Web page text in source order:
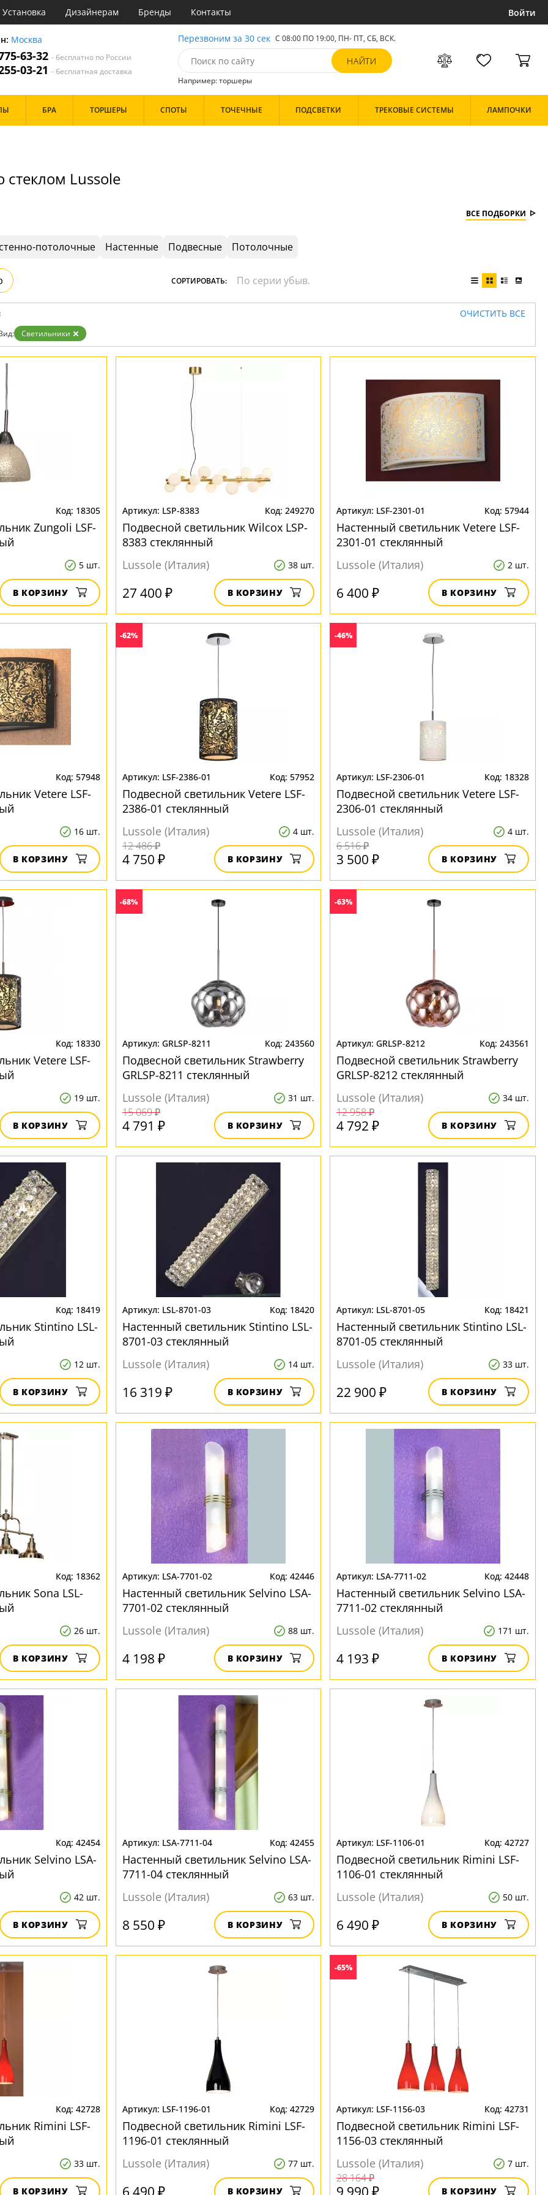
Установка Дизайнерам Бренды Контакты Войти
Москва
63-32- бесплатно по России
03-21- бесплатная доставка
Перезвоним за 30 сек С 08:00 ПО 19:00, ПН- ПТ, СБ, ВСК.
Например: торшеры
Черные
БРА ТОРШЕРЫ СПОТЫ ТОЧЕЧНЫЕ ПОДСВЕТКИ ТРЕКОВЫЕ СИСТЕМЫ ЛАМПОЧКИ
стеклом Lussole
ВСЕ ПОДБОРКИ
потолочные Настенные Подвесные Потолочные
СОРТИРОВАТЬ:
ОЧИСТИТЬ ВСЕ
Светильники
18305
Zungoli LSF-
5 шт.
В КОРЗИНУ
LSP-8383 249270
Подвесной светильник Wilcox LSP-
8383 стеклянный
Lussole (Италия)
38 шт.
27 400 ₽ В КОРЗИНУ
LSF-2301-01 57944
Настенный светильник Vetere LSF-
2301-01 стеклянный
Lussole (Италия)
2 шт.
6 400 ₽ В КОРЗИНУ
57948
Vetere LSF-
16 шт.
В КОРЗИНУ
-62%
LSF-2386-01 57952
Подвесной светильник Vetere LSF-
2386-01 стеклянный
Lussole (Италия)
4 шт.
12 486 ₽
4 750 ₽ В КОРЗИНУ
-46%
LSF-2306-01 18328
Подвесной светильник Vetere LSF-
2306-01 стеклянный
Lussole (Италия)
4 шт.
6 516 ₽
3 500 ₽ В КОРЗИНУ
18330
Vetere LSF-
19 шт.
В КОРЗИНУ
-68%
GRLSP-8211 243560
Подвесной светильник Strawberry
GRLSP-8211 стеклянный
Lussole (Италия)
31 шт.
15 069 ₽
4 791 ₽ В КОРЗИНУ
-63%
GRLSP-8212 243561
Подвесной светильник Strawberry
GRLSP-8212 стеклянный
Lussole (Италия)
34 шт.
12 958 ₽
4 792 ₽ В КОРЗИНУ
18419
Stintino LSL-
12 шт.
В КОРЗИНУ
LSL-8701-03 18420
Настенный светильник Stintino LSL-
8701-03 стеклянный
Lussole (Италия)
14 шт.
16 319 ₽ В КОРЗИНУ
LSL-8701-05 18421
Настенный светильник Stintino LSL-
8701-05 стеклянный
Lussole (Италия)
33 шт.
22 900 ₽ В КОРЗИНУ
18362
Sona LSL-
26 шт.
В КОРЗИНУ
LSA-7701-02 42446
Настенный светильник Selvino LSA-
7701-02 стеклянный
Lussole (Италия)
88 шт.
4 198 ₽ В КОРЗИНУ
LSA-7711-02 42448
Настенный светильник Selvino LSA-
7711-02 стеклянный
Lussole (Италия)
171 шт.
4 193 ₽ В КОРЗИНУ
42454
Selvino LSA-
42 шт.
В КОРЗИНУ
LSA-7711-04 42455
Настенный светильник Selvino LSA-
7711-04 стеклянный
Lussole (Италия)
63 шт.
8 550 ₽ В КОРЗИНУ
LSF-1106-01 42727
Подвесной светильник Rimini LSF-
1106-01 стеклянный
Lussole (Италия)
50 шт.
6 490 ₽ В КОРЗИНУ
42728
Rimini LSF-
33 шт.
В КОРЗИНУ
LSF-1196-01 42729
Подвесной светильник Rimini LSF-
1196-01 стеклянный
Lussole (Италия)
77 шт.
6 490 ₽ В КОРЗИНУ
-65%
LSF-1156-03 42731
Подвесной светильник Rimini LSF-
1156-03 стеклянный
Lussole (Италия)
7 шт.
28 164 ₽
9 990 ₽ В КОРЗИНУ